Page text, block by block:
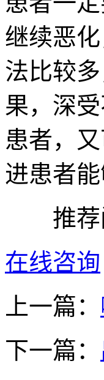
继续恶
法比较
果，深
患者，
进患者
推荐
在线咨询
上一篇：
下一篇：